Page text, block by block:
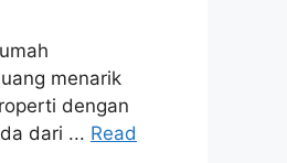
menarik
dengan
dari ... Read